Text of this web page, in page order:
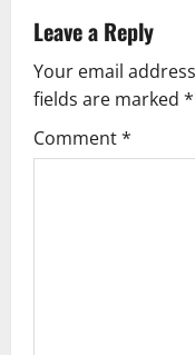
a
v
i
g
Leave a Reply
Your email
fields are marked *
Comment*